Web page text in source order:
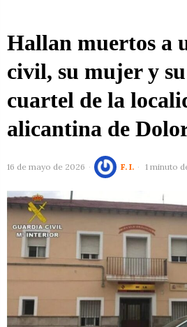
Hallan muertos a
civil, su mujer y
cuartel de la
alicantina de
16 de mayo de 2026 F. I. 1 minuto